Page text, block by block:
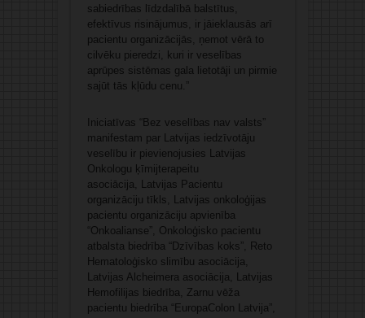
sabiedrības līdzdalībā balstītus,
efektīvus risinājumus, ir jāieklausās arī
pacientu organizācijās, ņemot vērā to
cilvēku pieredzi, kuri ir veselības
aprūpes sistēmas gala lietotāji un pirmie
sajūt tās kļūdu cenu.”
Iniciatīvas “Bez veselības nav valsts”
manifestam par Latvijas iedzīvotāju
veselību ir pievienojusies Latvijas
Onkologu ķīmijterapeitu
asociācija, Latvijas Pacientu
organizāciju tīkls, Latvijas onkoloģijas
pacientu organizāciju apvienība
“Onkoalianse”, Onkoloģisko pacientu
atbalsta biedrība “Dzīvības koks”, Reto
Hematoloģisko slimību asociācija,
Latvijas Alcheimera asociācija, Latvijas
Hemofilijas biedrība, Zarnu vēža
pacientu biedrība “EuropaColon Latvija”,